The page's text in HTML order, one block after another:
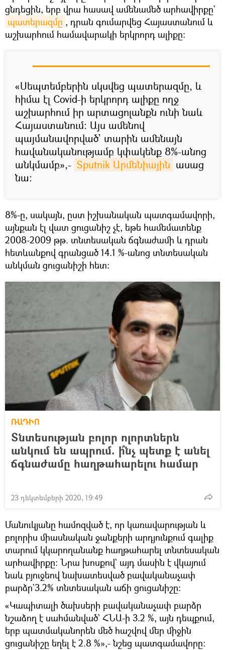
ցնդեցին, երբ վրա հասավ ամենամեծ արհավիրքը`
պատերազմը , դրան գումարվեց Հայաստանում և
աշխարհում համավարակի երկրորդ ալիքը։
«Սեպտեմբերին սկսվեց պատերազմը, և
հիմա էլ Covid-ի երկրորդ ալիքը ողջ
աշխարհում իր արտացոլանքն ունի նաև
Հայաստանում։ Այս ամենով
պայմանավորված` տարին ամենայն
հավանականությամբ կփակենք 8%-անոց
անկմամբ»,- Sputnik Արմենիային ասաց
նա։
8%-ը, սակայն, ըստ իշխանական պատգամավորի,
այնքան էլ վատ ցուցանիշ չէ, եթե համեմատենք
2008-2009 թթ. տնտեսական ճգնաժամի և դրան
հետևանքով գրանցած 14.1 %-անոց տնտեսական
անկման ցուցանիշի հետ։
ՌԱԴԻՈ
Տնտեսության բոլոր ոլորտներն
անկում են ապրում. ի՞նչ պետք է անել
ճգնաժամը հաղթահարելու համար
23 դեկտեմբերի 2020, 19:49
Մանուկյանը համոզված է, որ կառավարության և
բոլորիս միասնական ջանքերի արդյունքում գալիք
տարում կկարողանանք հաղթահարել տնտեսական
արհավիրքը։ Նրա խոսքով` այդ մասին է վկայում
նաև բյուջեով նախատեսված բավականաչափ
բարձր`3.2% տնտեսական աճի ցուցանիշը։
«Կապիտալի ծախսերի բավականաչափ բարձր
նշաձող է սահմանված` ՀՆԱ-ի 3.2 %, այն դեպքում,
երբ պատմականորեն մեծ հաշվով մեր միջին
ցուցանիշը եղել է 2.8 %»,- նշեց պատգամավորը։